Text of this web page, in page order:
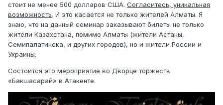
стоит не менее 500 долларов США. Согласитесь, уникальная
возможность. И это касается не только жителей Алматы. Я
знаю, что на данный семинар заказывают билеты не только
жители Казахстана, помимо Алматы (жители Астаны,
Семипалатинска, и других городов), но и жители России и
Украины.
Состоится это мероприятие во Дворце торжеств
«Бакшасарай» в Атакенте.